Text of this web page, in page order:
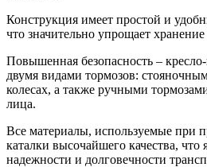
Конструкция имеет простой и
что значительно упрощает хранение
Повышенная безопасность –
двумя видами тормозов:
колесах, а также ручными
лица.
Все материалы, используемые при
каталки высочайшего качества, что
надежности и долговечности